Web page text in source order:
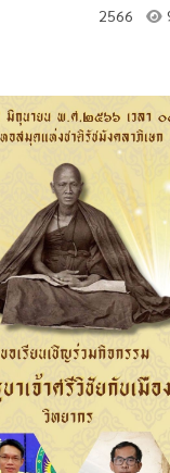
2566